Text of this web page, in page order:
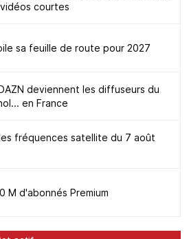
courtes
sa feuille de route pour 2027
deviennent les diffuseurs du
en France
fréquences satellite du 7 août
M d'abonnés Premium